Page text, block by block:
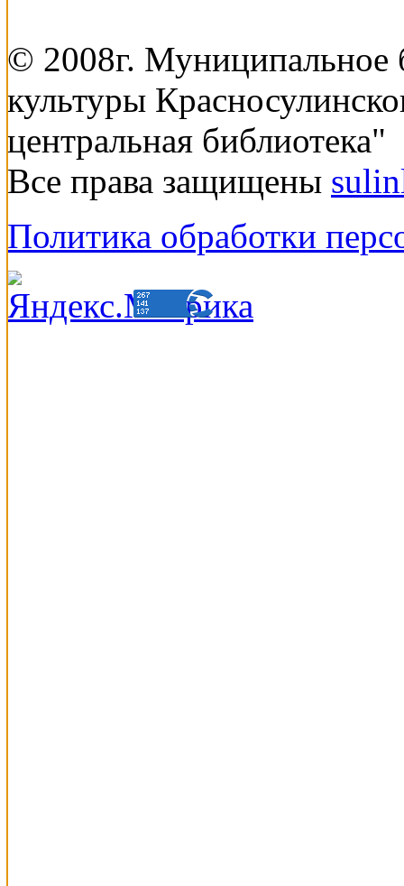
© 2008г. Муниципальное
культуры
центральная библиотека"
Все права защищены
Политика обработки